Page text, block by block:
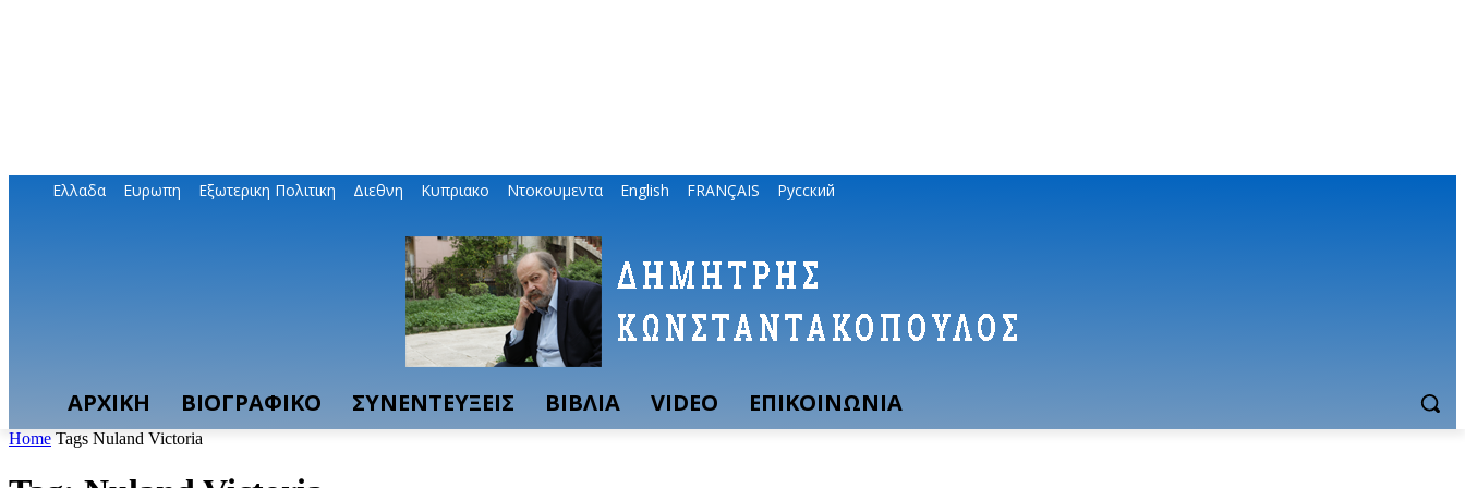
Ελλαδα Ευρωπη Εξωτερικη Πολιτικη Διεθνη Κυπριακο Ντοκουμεντα English FRANÇAIS Русский
ΑΡΧΙΚΗ ΒΙΟΓΡΑΦΙΚΟ ΣΥΝΕΝΤΕΥΞΕΙΣ ΒΙΒΛΙΑ VIDEO ΕΠΙΚΟΙΝΩΝΙΑ
Home Tags Nuland Victoria